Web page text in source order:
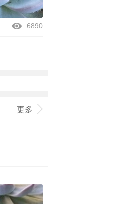
6890
更多